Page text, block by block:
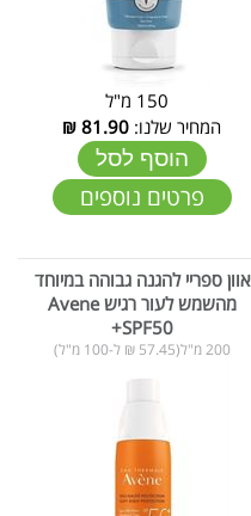
המחיר שלנו: 81.90
₪
הוסף לסל
פרטים נוספים
אוון ספריי להגנה גבוהה במיוחד
מהשמש לעור רגיש Avene
+SPF50
200 מ"ל(57.45 ₪ ל-100 מ"ל)